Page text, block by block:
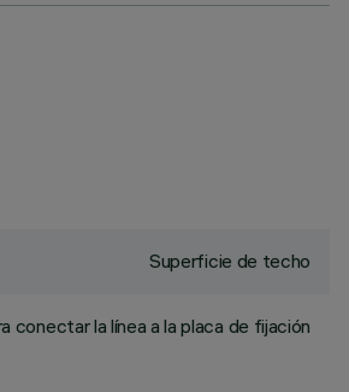
Superficie de techo
conectar la línea a la placa de fijación